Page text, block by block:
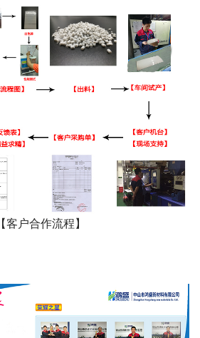
【客户合作流程】